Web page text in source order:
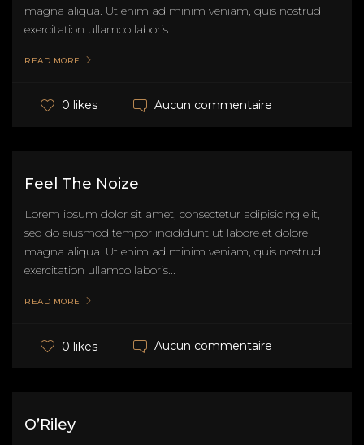
magna aliqua. Ut enim ad minim veniam, quis nostrud
exercitation ullamco laboris...
READ MORE
0 likes Aucun commentaire
Feel The Noize
Lorem ipsum dolor sit amet, consectetur adipisicing elit,
sed do eiusmod tempor incididunt ut labore et dolore
magna aliqua. Ut enim ad minim veniam, quis nostrud
exercitation ullamco laboris...
READ MORE
0 likes Aucun commentaire
O’Riley